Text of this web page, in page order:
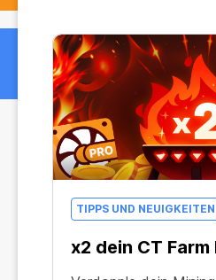
TIPPS UND NEUIGKEITEN
x2 dein CT Farm